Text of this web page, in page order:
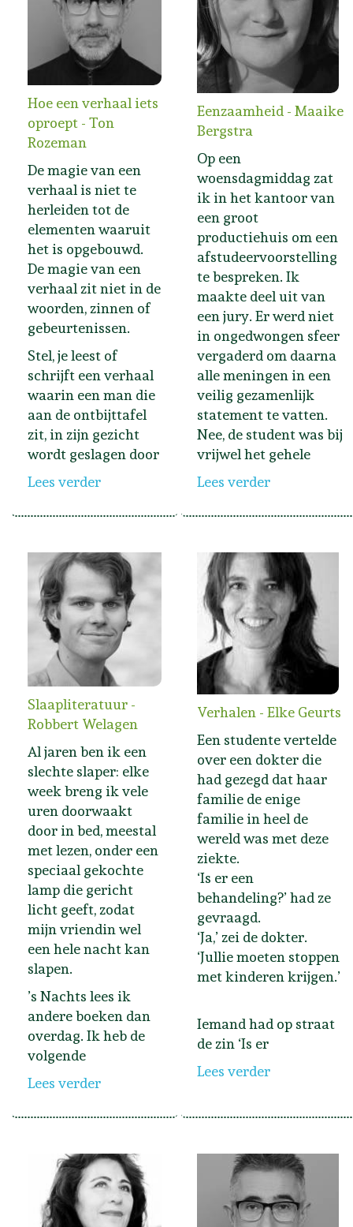
Hoe een verhaal iets
oproept - Ton
Rozeman
De magie van een
verhaal is niet te
herleiden tot de
elementen waaruit
het is opgebouwd.
De magie van een
verhaal zit niet in de
woorden, zinnen of
gebeurtenissen.
Stel, je leest of
schrijft een verhaal
waarin een man die
aan de ontbijttafel
zit, in zijn gezicht
wordt geslagen door
Lees verder
Eenzaamheid - Maaike
Bergstra
Op een
woensdagmiddag zat
ik in het kantoor van
een groot
productiehuis om een
afstudeervoorstelling
te bespreken. Ik
maakte deel uit van
een jury. Er werd niet
in ongedwongen sfeer
vergaderd om daarna
alle meningen in een
veilig gezamenlijk
statement te vatten.
Nee, de student was bij
vrijwel het gehele
Lees verder
Slaapliteratuur -
Robbert Welagen
Al jaren ben ik een
slechte slaper: elke
week breng ik vele
uren doorwaakt
door in bed, meestal
met lezen, onder een
speciaal gekochte
lamp die gericht
licht geeft, zodat
mijn vriendin wel
een hele nacht kan
slapen.
’s Nachts lees ik
andere boeken dan
overdag. Ik heb de
volgende
Lees verder
Verhalen - Elke Geurts
Een studente vertelde
over een dokter die
had gezegd dat haar
familie de enige
familie in heel de
wereld was met deze
ziekte.
‘Is er een
behandeling?’ had ze
gevraagd.
‘Ja,’ zei de dokter.
‘Jullie moeten stoppen
met kinderen krijgen.’
Iemand had op straat
de zin ‘Is er
Lees verder